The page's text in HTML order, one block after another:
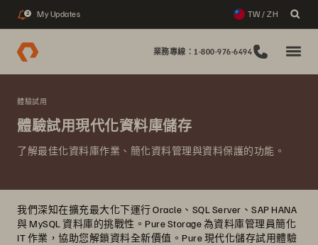
2 My Updates TW / ZH
業務專線：1-800-976-6494
體驗試用
體驗試用現代化資料庫儲存
了解最佳化資料庫作業、簡化資料管理與資料保護的功能。
我們深知在擴充最大化下運行 Oracle、SQL Server、SAP HANA
與 MySQL 資料庫的挑戰性。Pure Storage 為資料庫管理員簡化
IT 作業，協助您解鎖資料全新價值。Pure 現代化儲存試用體驗